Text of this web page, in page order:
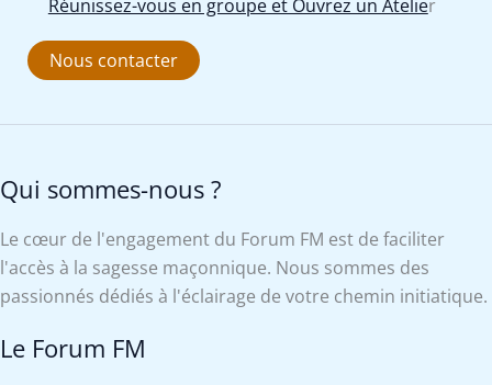
Réunissez-vous en groupe et Ouvrez un Atelier
Nous contacter
Qui sommes-nous ?
Le cœur de l'engagement du Forum FM est de faciliter
l'accès à la sagesse maçonnique. Nous sommes des
passionnés dédiés à l'éclairage de votre chemin initiatique.
Le Forum FM